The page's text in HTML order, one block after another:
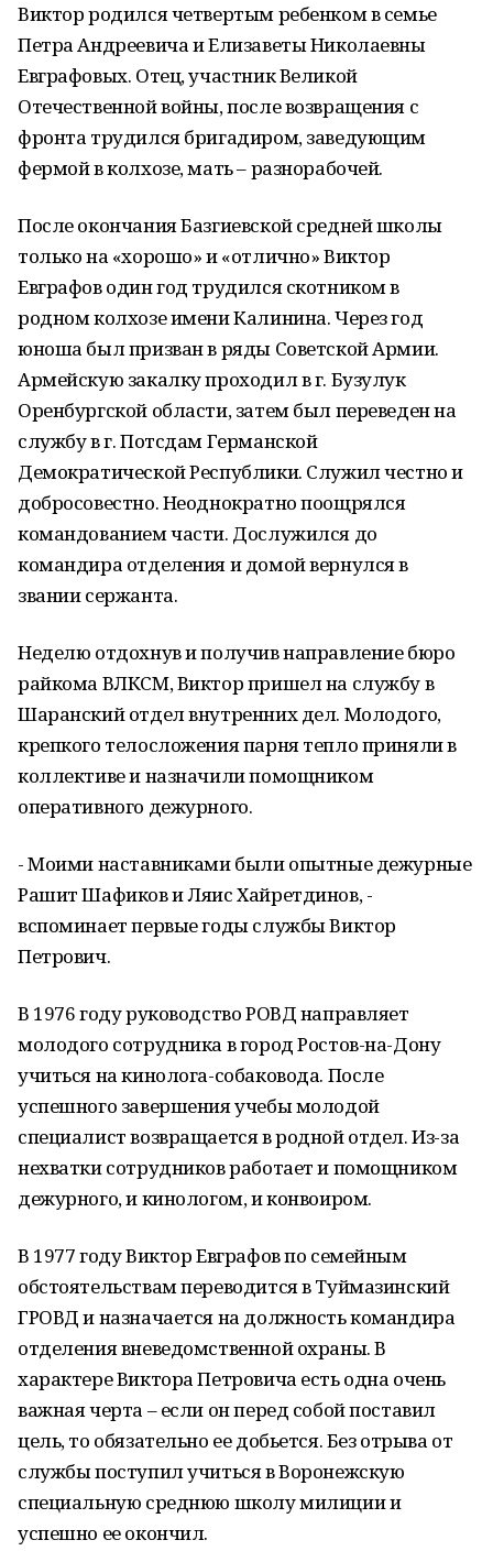
Виктор родился четвертым ребенком в семье
Петра Андреевича и Елизаветы Николаевны
Евграфовых. Отец, участник Великой
Отечественной войны, после возвращения с
фронта трудился бригадиром, заведующим
фермой в колхозе, мать – разнорабочей.
После окончания Базгиевской средней школы
только на «хорошо» и «отлично» Виктор
Евграфов один год трудился скотником в
родном колхозе имени Калинина. Через год
юноша был призван в ряды Советской Армии.
Армейскую закалку проходил в г. Бузулук
Оренбургской области, затем был переведен на
службу в г. Потсдам Германской
Демократической Республики. Служил честно и
добросовестно. Неоднократно поощрялся
командованием части. Дослужился до
командира отделения и домой вернулся в
звании сержанта.
Неделю отдохнув и получив направление бюро
райкома ВЛКСМ, Виктор пришел на службу в
Шаранский отдел внутренних дел. Молодого,
крепкого телосложения парня тепло приняли в
коллективе и назначили помощником
оперативного дежурного.
- Моими наставниками были опытные дежурные
Рашит Шафиков и Ляис Хайретдинов, -
вспоминает первые годы службы Виктор
Петрович.
В 1976 году руководство РОВД направляет
молодого сотрудника в город Ростов-на-Дону
учиться на кинолога-собаковода. После
успешного завершения учебы молодой
специалист возвращается в родной отдел. Из-за
нехватки сотрудников работает и помощником
дежурного, и кинологом, и конвоиром.
В 1977 году Виктор Евграфов по семейным
обстоятельствам переводится в Туймазинский
ГРОВД и назначается на должность командира
отделения вневедомственной охраны. В
характере Виктора Петровича есть одна очень
важная черта – если он перед собой поставил
цель, то обязательно ее добьется. Без отрыва от
службы поступил учиться в Воронежскую
специальную среднюю школу милиции и
успешно ее окончил.